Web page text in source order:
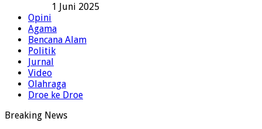
1 Juni 2025
Opini
Agama
Bencana Alam
Politik
Jurnal
Video
Olahraga
Droe ke Droe
Breaking News